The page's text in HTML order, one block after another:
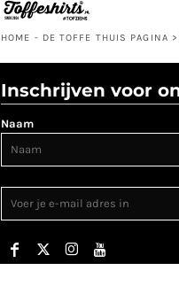
HOME - DE TOFFE THUIS PAGINA >
Inschrijven voor
Naam